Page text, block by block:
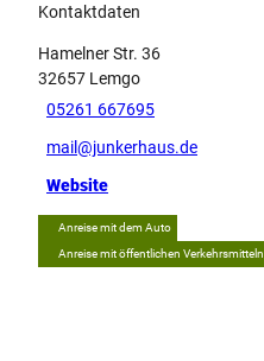
Kontaktdaten
Hamelner Str. 36
32657 Lemgo
05261 667695
mail@junkerhaus.de
Website
Anreise mit dem Auto
Anreise mit öffentlichen Verkehrsmitteln